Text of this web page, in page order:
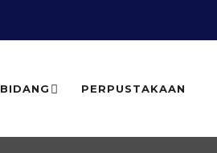
BIDANG PERPUSTAKAAN